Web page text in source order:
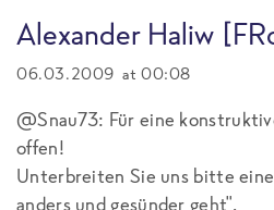
Alexander Haliw
06.03.2009 at 00:08
@Snau73: Für eine
offen!
Unterbreiten Sie uns bitte
anders und gesünder geht".